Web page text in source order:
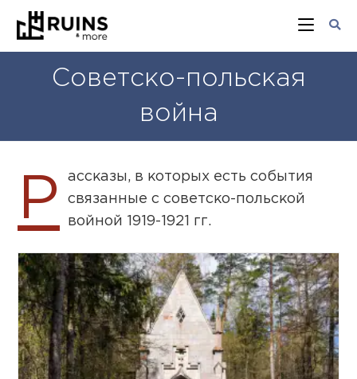
Советско-польская
война
Р
ассказы, в которых есть события
связанные с советско-польской
войной 1919-1921 гг.